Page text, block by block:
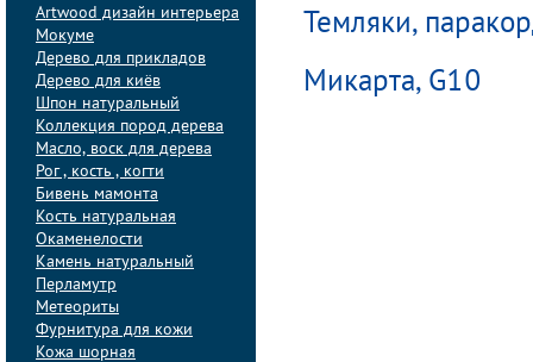
Artwood дизайн интерьера
Мокуме
Дерево для прикладов
Дерево для киёв
Шпон натуральный
Коллекция пород дерева
Масло, воск для дерева
Рог , кость , когти
Бивень мамонта
Кость натуральная
Окаменелости
Камень натуральный
Перламутр
Метеориты
Фурнитура для кожи
Кожа шорная
Темляки,
Микарта, G10